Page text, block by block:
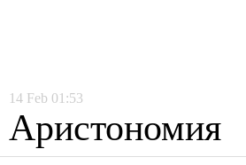
14 Feb 01:53
Аристономия